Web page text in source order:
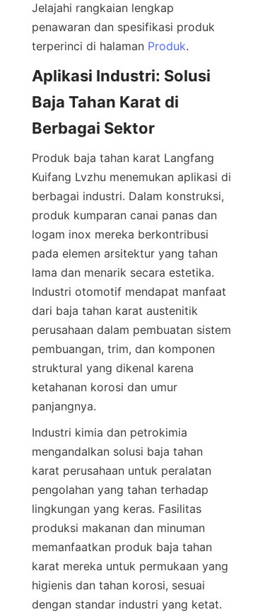
Jelajahi rangkaian lengkap
penawaran dan spesifikasi produk
terperinci di halaman Produk
Aplikasi Industri: Solusi
Baja Tahan Karat di
Produk baja tahan karat Langfang
Kuifang Lvzhu menemukan aplikasi di
berbagai industri. Dalam konstruksi,
produk kumparan canai panas dan
logam inox mereka berkontribusi
pada elemen arsitektur yang tahan
lama dan menarik secara estetika.
Industri otomotif mendapat manfaat
dari baja tahan karat austenitik
perusahaan dalam pembuatan sistem
pembuangan, trim, dan komponen
struktural yang dikenal karena
ketahanan korosi dan umur
Industri kimia dan petrokimia
mengandalkan solusi baja tahan
karat perusahaan untuk peralatan
pengolahan yang tahan terhadap
lingkungan yang keras. Fasilitas
produksi makanan dan minuman
memanfaatkan produk baja tahan
karat mereka untuk permukaan yang
higienis dan tahan korosi, sesuai
dengan standar industri yang ketat.